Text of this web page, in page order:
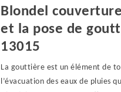
Blondel
et la pose de
13015
La gouttière est un élément de
l’évacuation des eaux de pluies